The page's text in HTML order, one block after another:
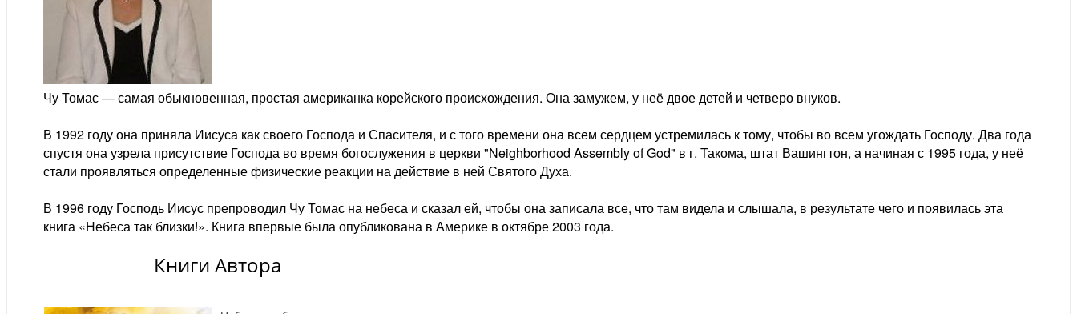
Чу Томас — самая обыкновенная, простая американка корейского происхождения. Она замужем, у неё двое детей и четверо внуков.
В 1992 году она приняла Иисуса как своего Господа и Спасителя, и с того времени она всем сердцем устремилась к тому, чтобы во всем угождать Господу. Два года
спустя она узрела присутствие Господа во время богослужения в церкви "Neighborhood Assembly of God" в г. Такома, штат Вашингтон, а начиная с 1995 года, у неё
стали проявляться определенные физические реакции на действие в ней Святого Духа.
В 1996 году Господь Иисус препроводил Чу Томас на небеса и сказал ей, чтобы она записала все, что там видела и слышала, в результате чего и появилась эта
книга «Небеса так близки!». Книга впервые была опубликована в Америке в октябре 2003 года.
Книги Автора